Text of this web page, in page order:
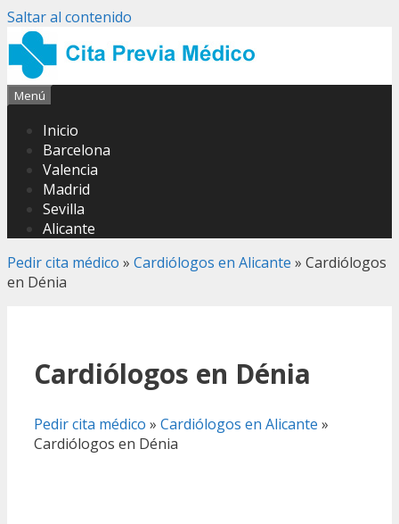
Saltar al contenido
Menú
Inicio
Barcelona
Valencia
Madrid
Sevilla
Alicante
Pedir cita médico » Cardiólogos en Alicante » Cardiólogos
en Dénia
Cardiólogos en Dénia
Pedir cita médico » Cardiólogos en Alicante »
Cardiólogos en Dénia